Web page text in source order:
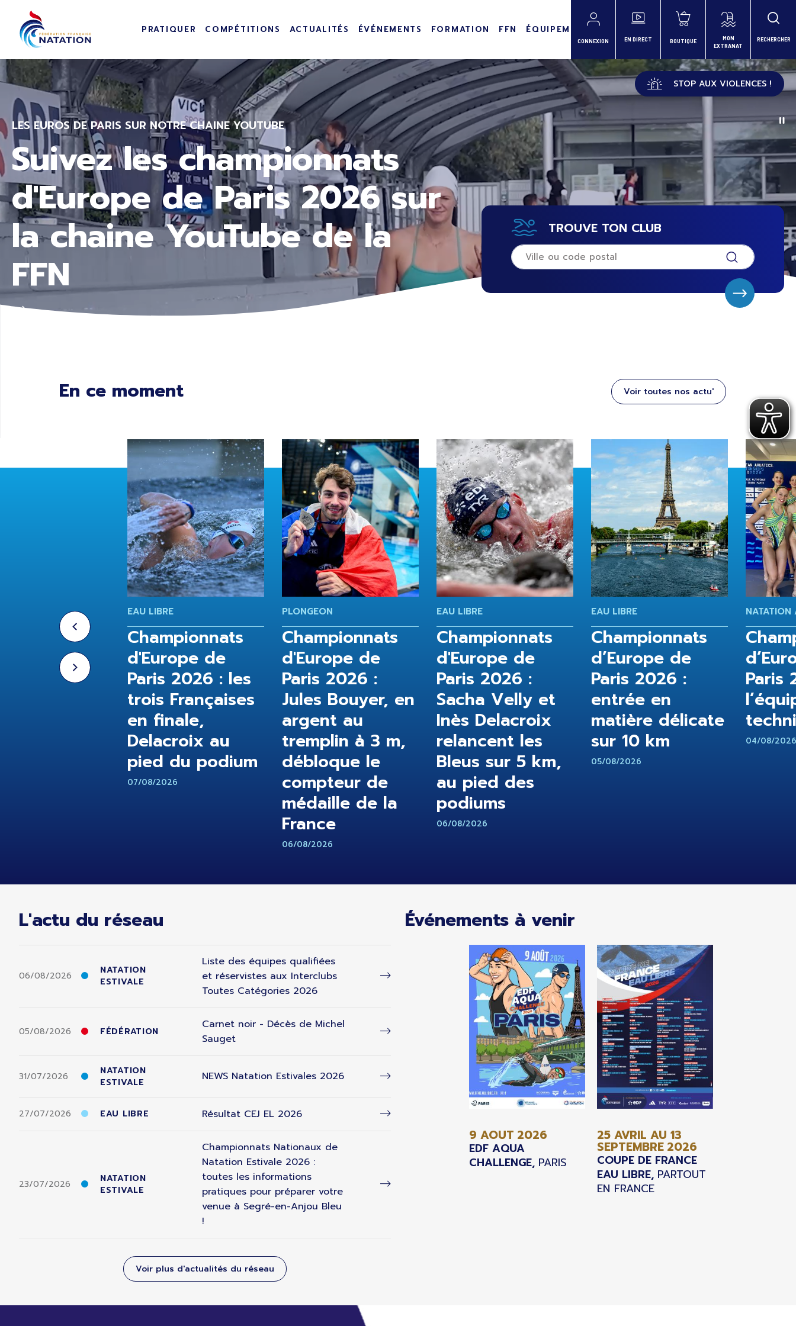
Passer au contenu principal
PRATIQUER COMPÉTITIONS ACTUALITÉS ÉVÉNEMENTS FORMATION FFN ÉQUIPEMENTS
CONNEXION EN DIRECT BOUTIQUE
MON
EXTRANAT
RECHERCHER
STOP AUX VIOLENCES !
LES EUROS DE PARIS SUR NOTRE CHAINE YOUTUBE
Suivez les championnats
d'Europe de Paris 2026 sur
la chaine YouTube de la
FFN
TROUVE TON CLUB
En ce moment Voir toutes nos actu'
de
2026:
EAU LIBRE
Championnats
d'Europe de
Paris 2026 : les
trois Françaises
en finale,
Delacroix au
pied du podium
07/08/2026
PLONGEON
Championnats
d'Europe de
Paris 2026 :
Jules Bouyer, en
argent au
tremplin à 3 m,
débloque le
compteur de
médaille de la
France
06/08/2026
EAU LIBRE
Championnats
d'Europe de
Paris 2026 :
Sacha Velly et
Inès Delacroix
relancent les
Bleus sur 5 km,
au pied des
podiums
06/08/2026
EAU LIBRE
Championnats
d’Europe de
Paris 2026 :
entrée en
matière délicate
sur 10 km
05/08/2026
NATATION
Paris
04/08/2026
L'actu du réseau
06/08/2026
NATATION
ESTIVALE
Liste des équipes qualifiées
et réservistes aux Interclubs
Toutes Catégories 2026
05/08/2026 FÉDÉRATION
Carnet noir - Décès de Michel
Sauget
31/07/2026
NATATION
ESTIVALE
NEWS Natation Estivales 2026
27/07/2026 EAU LIBRE Résultat CEJ EL 2026
23/07/2026
NATATION
ESTIVALE
Championnats Nationaux de
Natation Estivale 2026 :
toutes les informations
pratiques pour préparer votre
venue à Segré-en-Anjou Bleu
!
Voir plus d'actualités du réseau
Événements à venir
9 AOUT 2026
EDF AQUA
CHALLENGE, PARIS
25 AVRIL AU 13
SEPTEMBRE 2026
COUPE DE FRANCE
EAU LIBRE, PARTOUT
EN FRANCE
Panneau de gestion des cookies